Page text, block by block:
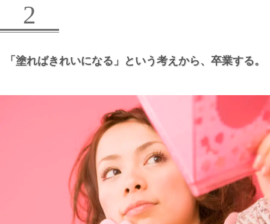
2
「塗ればきれいになる」という考えから、 卒業する。